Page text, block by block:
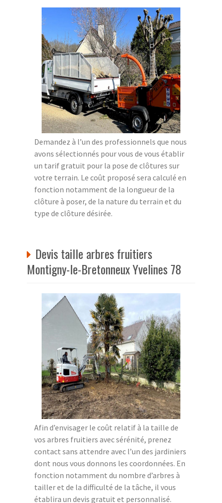
Demandez à l’un des professionnels que nous
avons sélectionnés pour vous de vous établir
un tarif gratuit pour la pose de clôtures sur
votre terrain. Le coût proposé sera calculé en
fonction notamment de la longueur de la
clôture à poser, de la nature du terrain et du
type de clôture désirée.
Devis taille arbres fruitiers
Montigny-le-Bretonneux Yvelines 78
Afin d’envisager le coût relatif à la taille de
vos arbres fruitiers avec sérénité, prenez
contact sans attendre avec l’un des jardiniers
dont nous vous donnons les coordonnées. En
fonction notamment du nombre d’arbres à
tailler et de la difficulté de la tâche, il vous
établira un devis gratuit et personnalisé.